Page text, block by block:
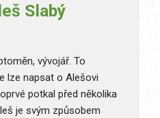
Slabý
vývojář. To
lze napsat o Alešovi
potkal před několika
je svým způsobem